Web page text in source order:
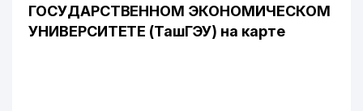
ГОСУДАРСТВЕННОМ ЭКОНОМИЧЕСКОМ
УНИВЕРСИТЕТЕ (ТашГЭУ) на карте